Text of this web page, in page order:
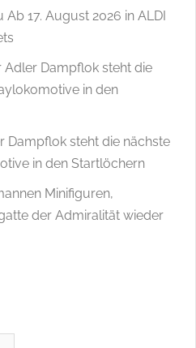
Ab 17. August 2026 in ALDI
Adler Dampflok steht die
in den
Dampflok steht die nächste
in den Startlöchern
Minifiguren,
der Admiralität wieder